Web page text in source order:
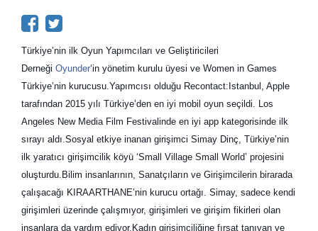
Türkiye’nin ilk Oyun Yapımcıları ve Geliştiricileri
Derneği Oyunder‘in yönetim kurulu üyesi ve Women in Games
Türkiye’nin kurucusu.Yapımcısı olduğu Recontact:Istanbul, Apple
tarafından 2015 yılı Türkiye’den en iyi mobil oyun seçildi. Los
Angeles New Media Film Festivalinde en iyi app kategorisinde ilk
sırayı aldı.Sosyal etkiye inanan girişimci Simay Dinç, Türkiye’nin
ilk yaratıcı girişimcilik köyü ‘Small Village Small World’ projesini
oluşturdu.Bilim insanlarının, Sanatçıların ve Girişimcilerin birarada
çalışacağı KIRAARTHANE’nin kurucu ortağı. Simay, sadece kendi
girişimleri üzerinde çalışmıyor, girişimleri ve girişim fikirleri olan
insanlara da yardım ediyor.Kadın girişimciliğine fırsat tanıyan ve